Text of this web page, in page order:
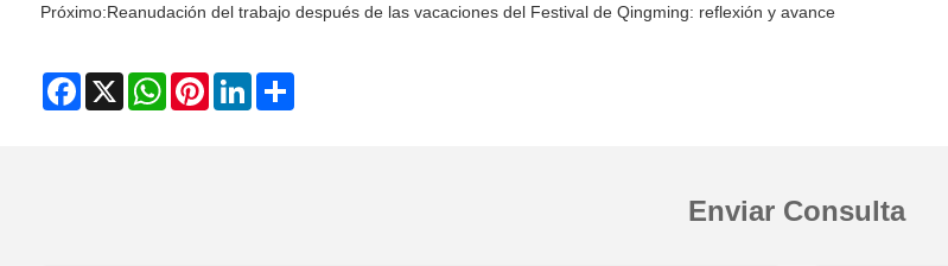
Próximo:Reanudación del trabajo después de las vacaciones del Festival de Qingming: reflexión y avance
Facebook
X WhatsAppPinterestLinkedInShare
Enviar Consulta